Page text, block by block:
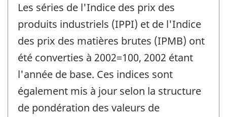
référence
de
changement
-
Les séries de l'Indice des prix des
produits industriels (IPPI) et de l'Indice
des prix des matières brutes (IPMB) ont
été converties à 2002=100, 2002 étant
l'année de base. Ces indices sont
également mis à jour selon la structure
de pondération des valeurs de